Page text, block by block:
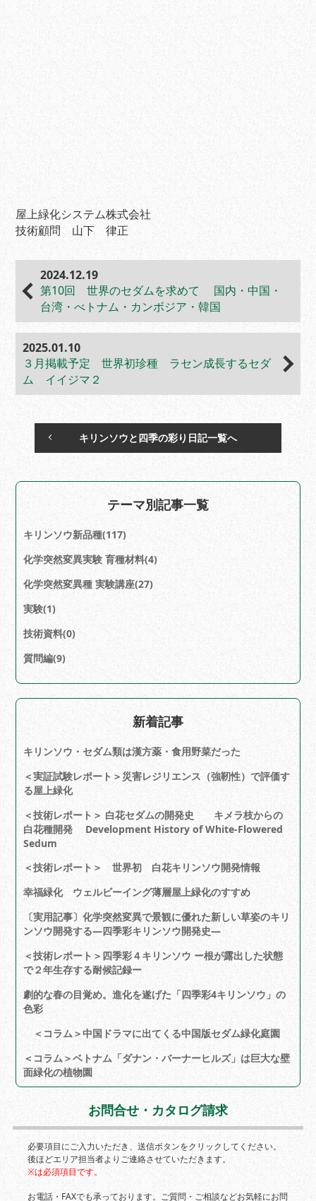
屋上緑化システム株式会社
2024.12.19
第10回 世界のセダムを求めて 国内・中国・
台湾・べトナム・カンボジア・韓国
2025.01.10
３月掲載予定 世界初珍種 ラセン成長するセダ
キリンソウと四季の彩り日記一覧へ
テーマ別記事一覧
キリンソウ新品種(117)
化学突然変異実験 育種材料(4)
化学突然変異種 実験講座(27)
実験(1)
技術資料(0)
質問編(9)
新着記事
キリンソウ・セダム類は漢方薬・食用野菜だった
＜実証試験レポート＞災害レジリエンス（強靭性）で評価す
る屋上緑化
＜技術レポート＞ 白花セダムの開発史 キメラ枝からの
Sedum
＜技術レポート＞ 世界初 白花キリンソウ開発情報
幸福緑化 ウェルビーイング薄層屋上緑化のすすめ
〔実用記事〕化学突然変異で景観に優れた新しい草姿のキリ
ンソウ開発する―四季彩キリンソウ開発史―
＜技術レポート＞四季彩４キリンソウ ー根が露出した状態
で２年生存する耐候記録ー
劇的な春の目覚め。進化を遂げた「四季彩4キリンソウ」の
色彩
＜コラム＞中国ドラマに出てくる中国版セダム緑化庭園
＜コラム＞ベトナム「ダナン・バーナーヒルズ」は巨大な壁
お問合せ・カタログ請求
必要項目にご入力いただき、送信ボタンをクリックしてください。
後ほどエリア担当者よりご連絡させていただきます。
※は必須項目です。